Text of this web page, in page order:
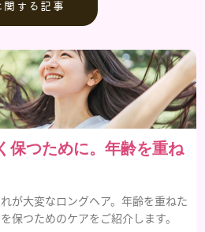
関する記事
保つために。年齢を重ね
が大変なロングヘア。年齢を重ねた
保つためのケアをご紹介します。